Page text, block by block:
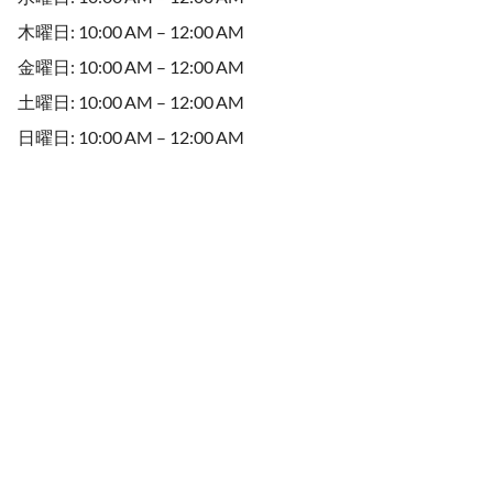
木曜日: 10:00 AM – 12:00 AM
金曜日: 10:00 AM – 12:00 AM
土曜日: 10:00 AM – 12:00 AM
日曜日: 10:00 AM – 12:00 AM